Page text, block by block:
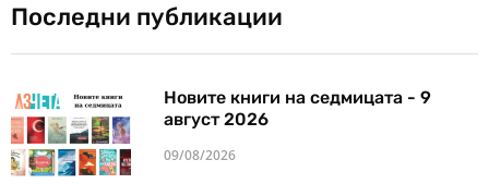
Последни публикации
Новите книги на седмицата - 9
август 2026
09/08/2026